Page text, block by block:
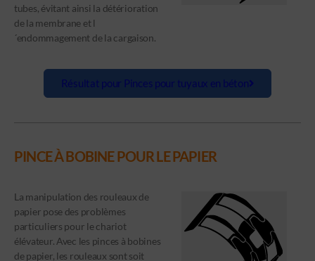
tubes, évitant ainsi la détérioration
de la membrane et l
´endommagement de la cargaison.
Résultat pour Pinces pour tuyaux en béton
PINCE À BOBINE POUR LE PAPIER
La manipulation des rouleaux de
papier pose des problèmes
particuliers pour le chariot
élévateur. Avec les pinces à bobines
de papier, les rouleaux sont soit